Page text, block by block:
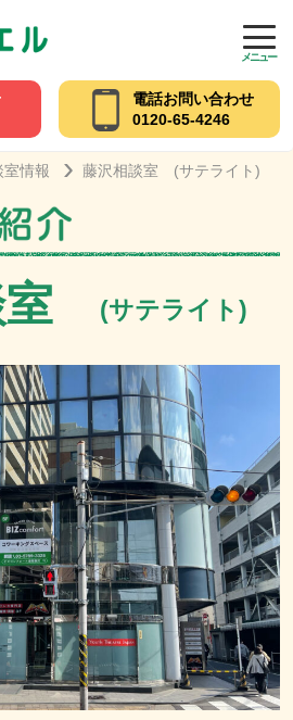
メニュー
電話お問い合わせ
0120-65-4246
室情報 藤沢相談室 (サテライト)
室 (サテライト)